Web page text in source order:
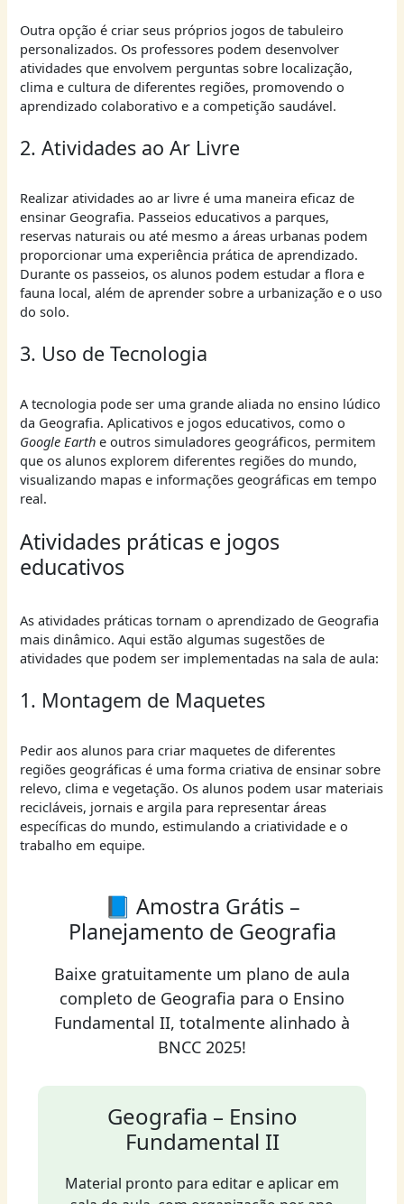
Outra opção é criar seus próprios jogos de tabuleiro
personalizados. Os professores podem desenvolver
atividades que envolvem perguntas sobre localização,
clima e cultura de diferentes regiões, promovendo o
aprendizado colaborativo e a competição saudável.
2. Atividades ao Ar Livre
Realizar atividades ao ar livre é uma maneira eficaz de
ensinar Geografia. Passeios educativos a parques,
reservas naturais ou até mesmo a áreas urbanas podem
proporcionar uma experiência prática de aprendizado.
Durante os passeios, os alunos podem estudar a flora e
fauna local, além de aprender sobre a urbanização e o uso
do solo.
3. Uso de Tecnologia
A tecnologia pode ser uma grande aliada no ensino lúdico
da Geografia. Aplicativos e jogos educativos, como o
Google Earth e outros simuladores geográficos, permitem
que os alunos explorem diferentes regiões do mundo,
visualizando mapas e informações geográficas em tempo
real.
Atividades práticas e jogos
educativos
As atividades práticas tornam o aprendizado de Geografia
mais dinâmico. Aqui estão algumas sugestões de
atividades que podem ser implementadas na sala de aula:
1. Montagem de Maquetes
Pedir aos alunos para criar maquetes de diferentes
regiões geográficas é uma forma criativa de ensinar sobre
relevo, clima e vegetação. Os alunos podem usar materiais
recicláveis, jornais e argila para representar áreas
específicas do mundo, estimulando a criatividade e o
trabalho em equipe.
📘 Amostra Grátis –
Planejamento de Geografia
Baixe gratuitamente um plano de aula
completo de Geografia para o Ensino
Fundamental II, totalmente alinhado à
BNCC 2025!
Geografia – Ensino
Fundamental II
Material pronto para editar e aplicar em